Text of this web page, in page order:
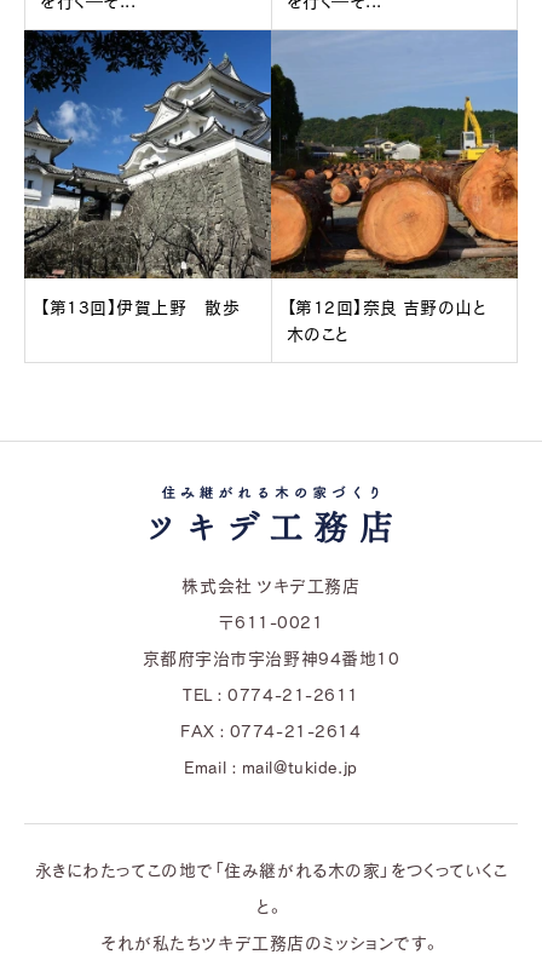
【第13回】伊賀上野 散歩
【第12回】奈良 吉野の山と
木のこと
株式会社 ツキデ工務店
〒611-0021
京都府宇治市宇治野神94番地10
TEL : 0774-21-2611
FAX : 0774-21-2614
Email : mail@tukide.jp
永きにわたってこの地で「住み継がれる木の家」をつくっていくこ
と。
それが私たちツキデ工務店のミッションです。